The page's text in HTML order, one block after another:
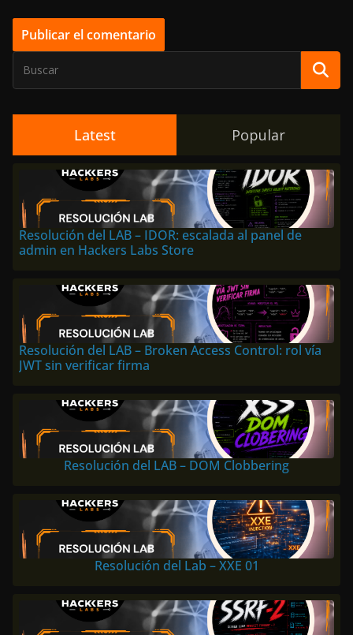
Latest Popular
Resolución del LAB – IDOR: escalada al panel de
admin en Hackers Labs Store
Resolución del LAB – Broken Access Control: rol vía
JWT sin verificar firma
Resolución del LAB – DOM Clobbering
Resolución del Lab – XXE 01